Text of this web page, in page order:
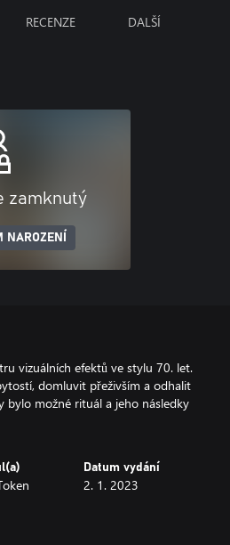
RECENZE DALŠÍ
zamknutý
NAROZENÍ
vizuálních efektů ve stylu 70. let.
domluvit přeživším a odhalit
bylo možné rituál a jeho následky
Datum vydání
2. 1. 2023